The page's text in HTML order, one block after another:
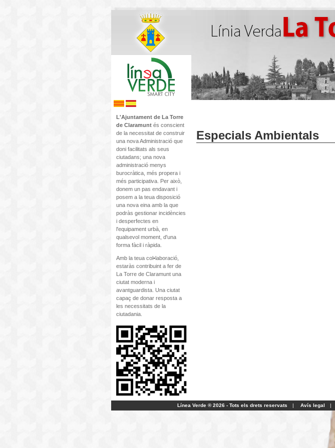
L'Ajuntament de La Torre
de Claramunt és conscient
de la necessitat de construir
una nova Administració que
doni facilitats als seus
ciutadans; una nova
administració menys
burocràtica, més propera i
més participativa. Per això,
donem un pas endavant i
posem a la teua disposició
una nova eina amb la que
podràs gestionar incidències
i desperfectes en
l'equipament urbà, en
qualsevol moment, d'una
forma fàcil i ràpida.
Amb la teua col•laboració,
estaràs contribuint a fer de
La Torre de Claramunt una
ciutat moderna i
avantguardista. Una ciutat
capaç de donar resposta a
les necessitats de la
ciutadania.
Especials Ambientals
Línea Verde ® 2026 - Tots els drets reservats | Avís legal |